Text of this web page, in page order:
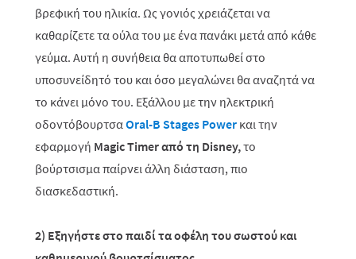
βρεφική του ηλικία. Ως γονιός χρειάζεται να
καθαρίζετε τα ούλα του με ένα πανάκι μετά από κάθε
γεύμα. Αυτή η συνήθεια θα αποτυπωθεί στο
υποσυνείδητό του και όσο μεγαλώνει θα αναζητά να
το κάνει μόνο του. Εξάλλου με την ηλεκτρική
οδοντόβουρτσαOral-B Stages Power και την
εφαρμογή MagicTimerαπό τη Disney,το
βούρτσισμα παίρνει άλλη διάσταση, πιο
διασκεδαστική.
2) Εξηγήστε στο παιδί τα οφέλη του σωστού και